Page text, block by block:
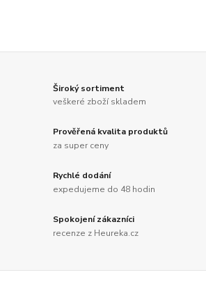
Široký sortiment
veškeré zboží skladem
Prověřená kvalita produktů
za super ceny
Rychlé dodání
expedujeme do 48 hodin
Spokojení zákazníci
recenze z Heureka.cz